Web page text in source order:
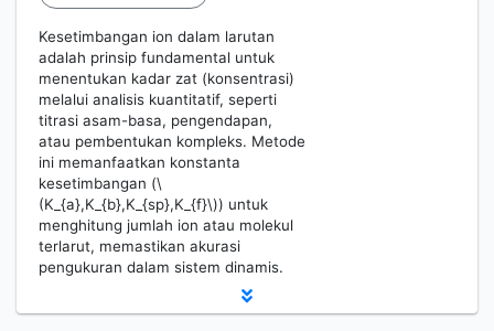
Kesetimbangan ion dalam larutan
adalah prinsip fundamental untuk
menentukan kadar zat (konsentrasi)
melalui analisis kuantitatif, seperti
titrasi asam-basa, pengendapan,
atau pembentukan kompleks. Metode
ini memanfaatkan konstanta
kesetimbangan (\
(K_{a},K_{b},K_{sp},K_{f}\)) untuk
menghitung jumlah ion atau molekul
terlarut, memastikan akurasi
pengukuran dalam sistem dinamis.